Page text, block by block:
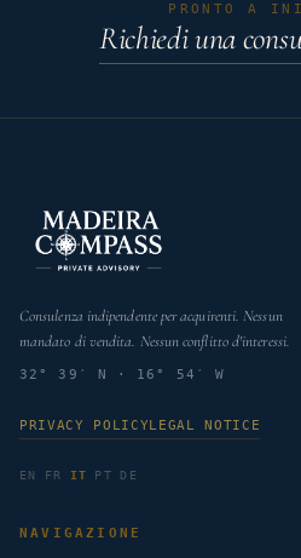
PRONTO A
Richiedi una
Consulenza indipendente per acquirenti. Nessun
mandato di vendita. Nessun conflitto d'interessi.
32° 39′ N · 16° 54′ W
PRIVACY POLICYLEGAL NOTICE
EN FR IT PT DE
NAVIGAZIONE